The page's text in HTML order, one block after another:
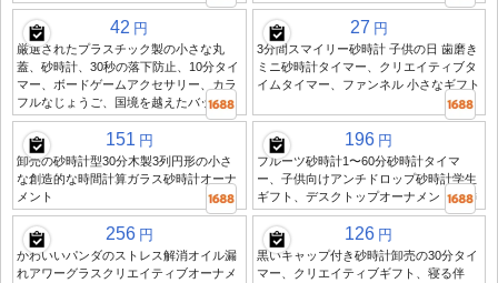
42 円
厳選されたプラスチック製の小さな丸
蓋、砂時計、30秒の落下防止、10分タイ
マー、ボードゲームアクセサリー、カラ
フルなじょうご、国境を越えたバッチ
27 円
3分間スマイリー砂時計 子供の日 歯磨き
ミニ砂時計タイマー、クリエイティブタ
イムタイマー、ファンネル 小さなギフト
151 円
卸売の砂時計型30分木製3列円形の小さ
な創造的な時間計算ガラス砂時計オーナ
メント
196 円
フルーツ砂時計1〜60分砂時計タイマ
ー、子供向けアンチドロップ砂時計学生
ギフト、デスクトップオーナメント装飾
256 円
かわいいパンダのストレス解消オイル漏
れアワーグラスクリエイティブオーナメ
126 円
黒いキャップ付き砂時計卸売の30分タイ
マー、クリエイティブギフト、寝る伴